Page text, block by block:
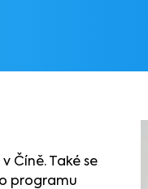
Číně. Také se
programu